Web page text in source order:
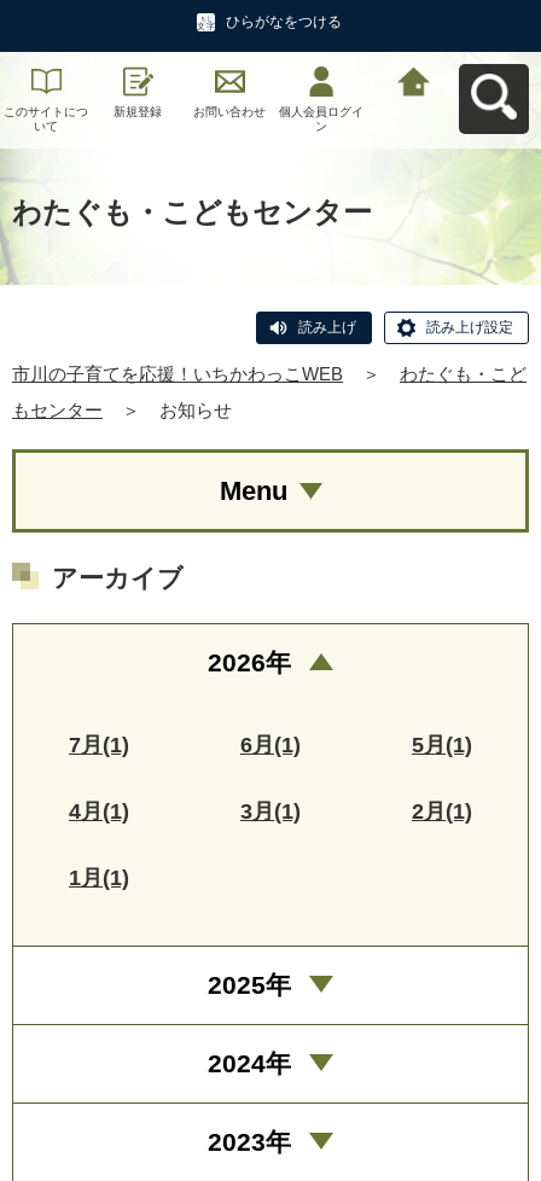
ひらがなをつける
このサイトにつ
いて
新規登録 お問い合わせ
個人会員ログイ
ン
わたぐも・こどもセンター
読み上げ 読み上げ設定
市川の子育てを応援！いちかわっこWEB ＞
わたぐも・こど
もセンター
＞ お知らせ
Menu
アーカイブ
2026年
7月(1) 6月(1) 5月(1)
4月(1) 3月(1) 2月(1)
1月(1)
2025年
2024年
2023年